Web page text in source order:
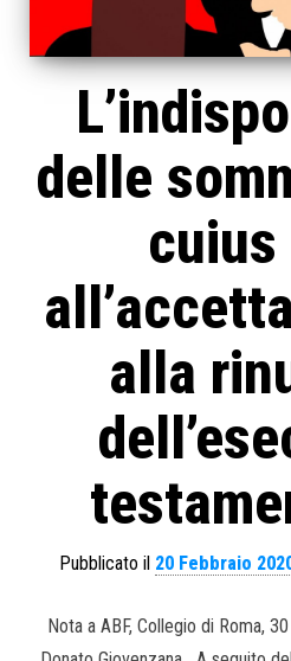
delle
alla
Pubblicato il 20 Febbraio
Nota a ABF, Collegio di Roma,